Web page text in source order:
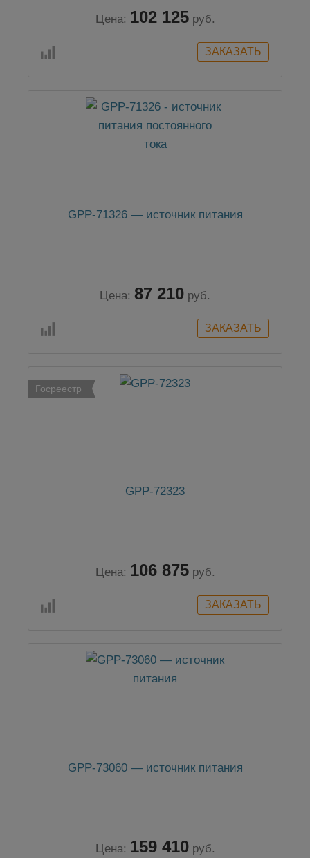
Цена: 102 125 руб.
GPP-71326 — источник питания
Цена: 87 210 руб.
Госреестр
GPP-72323
Цена: 106 875 руб.
GPP-73060 — источник питания
Цена: 159 410 руб.